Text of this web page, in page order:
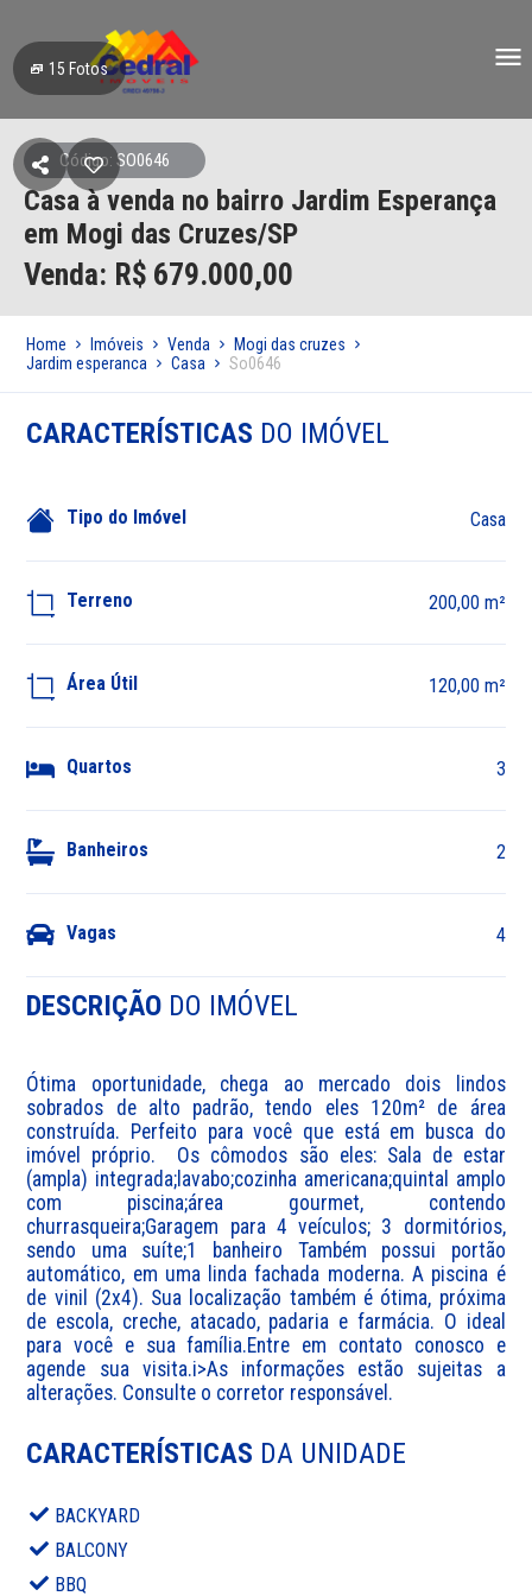
15 Fotos
Código: SO0646
Casa à venda no bairro Jardim Esperança
em Mogi das Cruzes/SP
Venda: R$ 679.000,00
Home Imóveis Venda
Mogi das cruzes
Jardim esperanca
Casa So0646
CARACTERÍSTICAS DO IMÓVEL
Tipo do Imóvel Casa
Terreno 200,00 m²
Área Útil 120,00 m²
Quartos 3
Banheiros 2
Vagas 4
DESCRIÇÃO DO IMÓVEL
Ótima oportunidade, chega ao mercado dois lindos
sobrados de alto padrão, tendo eles 120m² de área
construída. Perfeito para você que está em busca do
imóvel próprio.  Os cômodos são eles: Sala de estar
(ampla) integrada;lavabo;cozinha americana;quintal amplo
com piscina;área gourmet, contendo
churrasqueira;Garagem para 4 veículos; 3 dormitórios,
sendo uma suíte;1 banheiro Também possui portão
automático, em uma linda fachada moderna. A piscina é
de vinil (2x4). Sua localização também é ótima, próxima
de escola, creche, atacado, padaria e farmácia. O ideal
para você e sua família.Entre em contato conosco e
agende sua visita.i>As informações estão sujeitas a
alterações. Consulte o corretor responsável.
CARACTERÍSTICAS DA UNIDADE
BACKYARD
BALCONY
BBQ